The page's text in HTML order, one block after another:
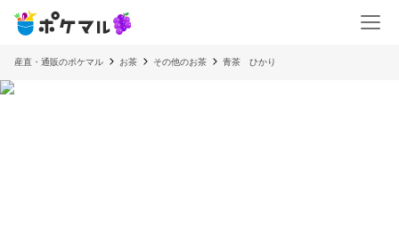
産直・通販のポケマル お茶 その他のお茶 青茶 ひかり